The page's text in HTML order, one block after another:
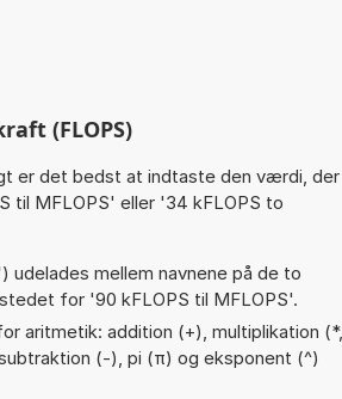
(FLOPS)
er det bedst at indtaste den værdi, der
til MFLOPS' eller '34 kFLOPS to
mellem navnene på de to
for '90 kFLOPS til MFLOPS'.
aritmetik: addition (+), multiplikation (*,
(-), pi (π) og eksponent (^)